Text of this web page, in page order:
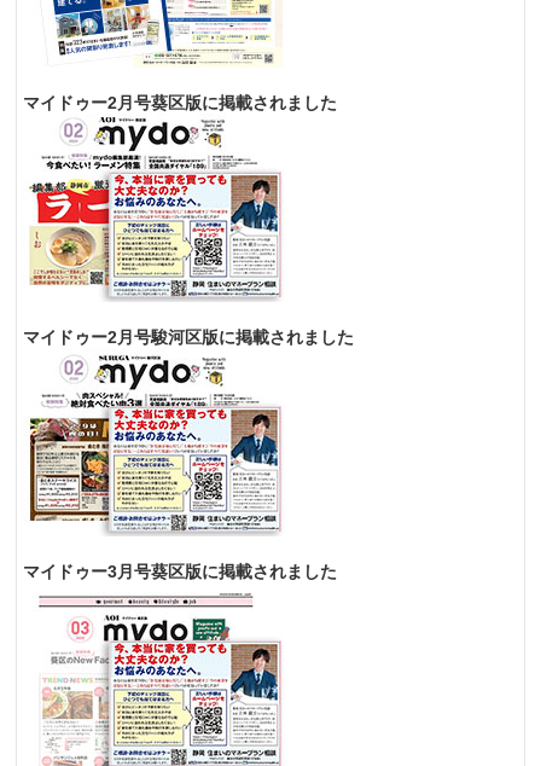
マイドゥー2月号葵区版に掲載されました
マイドゥー2月号駿河区版に掲載されました
マイドゥー3月号葵区版に掲載されました